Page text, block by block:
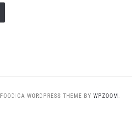
FOODICA WORDPRESS THEME BY WPZOOM.